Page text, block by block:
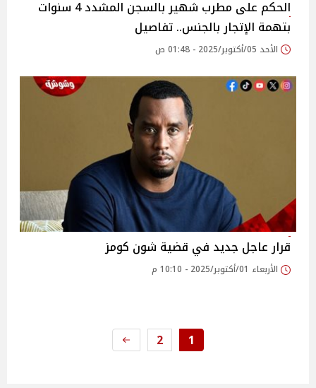
الحكم على مطرب شهير بالسجن المشدد 4 سنوات
بتهمة الإتجار بالجنس.. تفاصيل
الأحد 05/أكتوبر/2025 - 01:48 ص
قرار عاجل جديد في قضية شون كومز
الأربعاء 01/أكتوبر/2025 - 10:10 م
1
2